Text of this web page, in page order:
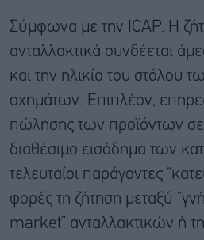
Σύμφωνα με την ICAP, Η
ανταλλακτικά συνδέεται
και την ηλικία του στόλου
οχημάτων. Επιπλέον,
πώλησης των προϊόντων
διαθέσιμο εισόδημα των
τελευταίοι παράγοντες
φορές τη ζήτηση μεταξύ
market” ανταλλακτικών ή